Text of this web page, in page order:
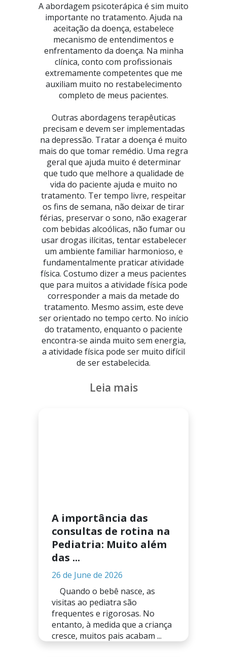
A abordagem psicoterápica é sim muito
importante no tratamento. Ajuda na
aceitação da doença, estabelece
mecanismo de entendimentos e
enfrentamento da doença. Na minha
clínica, conto com profissionais
extremamente competentes que me
auxiliam muito no restabelecimento
completo de meus pacientes.
Outras abordagens terapêuticas
precisam e devem ser implementadas
na depressão. Tratar a doença é muito
mais do que tomar remédio. Uma regra
geral que ajuda muito é determinar
que tudo que melhore a qualidade de
vida do paciente ajuda e muito no
tratamento. Ter tempo livre, respeitar
os fins de semana, não deixar de tirar
férias, preservar o sono, não exagerar
com bebidas alcoólicas, não fumar ou
usar drogas ilícitas, tentar estabelecer
um ambiente familiar harmonioso, e
fundamentalmente praticar atividade
física. Costumo dizer a meus pacientes
que para muitos a atividade física pode
corresponder a mais da metade do
tratamento. Mesmo assim, este deve
ser orientado no tempo certo. No início
do tratamento, enquanto o paciente
encontra-se ainda muito sem energia,
a atividade física pode ser muito difícil
de ser estabelecida.
Leia mais
A importância das
consultas de rotina na
Pediatria: Muito além
das ...
26 de June de 2026
Quando o bebê nasce, as
visitas ao pediatra são
frequentes e rigorosas. No
entanto, à medida que a criança
cresce, muitos pais acabam ...